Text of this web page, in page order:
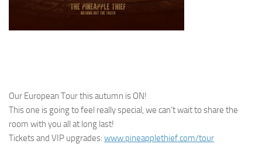
Our European Tour this autumn is ON!
This one is going to feel really special, we can’t wait to share the
room with you all at long last!
Tickets and VIP upgrades: www.pineapplethief.com/tour